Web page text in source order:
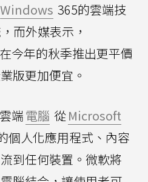
Windows 365的雲端技
而外媒表示，
今年的秋季推出更平價
版更加便宜。
端電腦 從Microsoft
個人化應用程式、內容
到任何裝置。微軟將